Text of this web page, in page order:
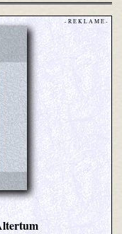
- R E K L A M E -